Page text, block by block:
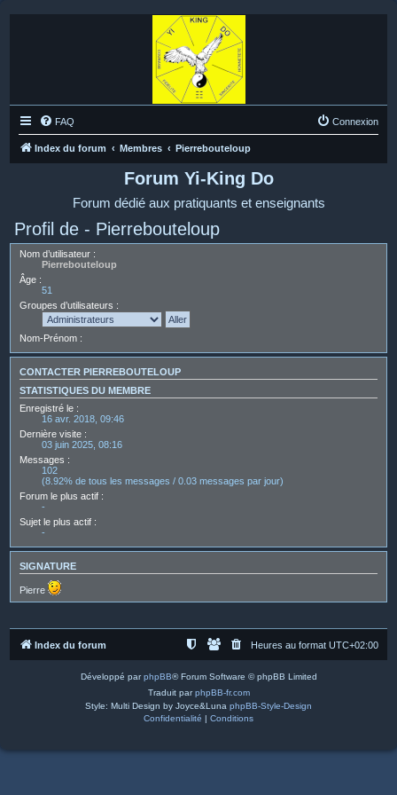
FAQ Connexion
Index du forum Membres Pierrebouteloup
Forum Yi-King Do
Forum dédié aux pratiquants et enseignants
Profil de - Pierrebouteloup
Nom d’utilisateur :
Pierrebouteloup
Âge :
51
Groupes d’utilisateurs :
Nom-Prénom :
CONTACTER PIERREBOUTELOUP
STATISTIQUES DU MEMBRE
Enregistré le :
16 avr. 2018, 09:46
Dernière visite :
03 juin 2025, 08:16
Messages :
102
(8.92% de tous les messages / 0.03 messages par jour)
Forum le plus actif :
-
Sujet le plus actif :
-
SIGNATURE
Pierre
Index du forum Heures au format UTC+02:00
Développé parphpBB® Forum Software © phpBB Limited
Traduit parphpBB-fr.com
Style: Multi Design by Joyce&Luna phpBB-Style-Design
Confidentialité
Conditions